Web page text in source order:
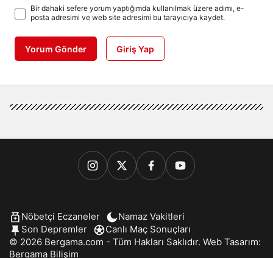
Bir dahaki sefere yorum yaptığımda kullanılmak üzere adımı, e-
posta adresimi ve web site adresimi bu tarayıcıya kaydet.
Yorum Gönder Giriş Yap
Nöbetçi Eczaneler
Namaz Vakitleri
Son Depremler
Canlı Maç Sonuçları
© 2026 Bergama.com - Tüm Hakları Saklıdır. Web Tasarım:
Bergama Bilişim